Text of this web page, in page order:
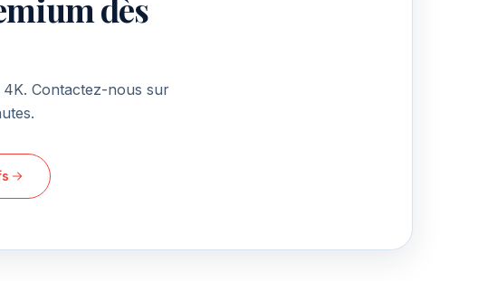
dès
4K. Contactez-nous sur